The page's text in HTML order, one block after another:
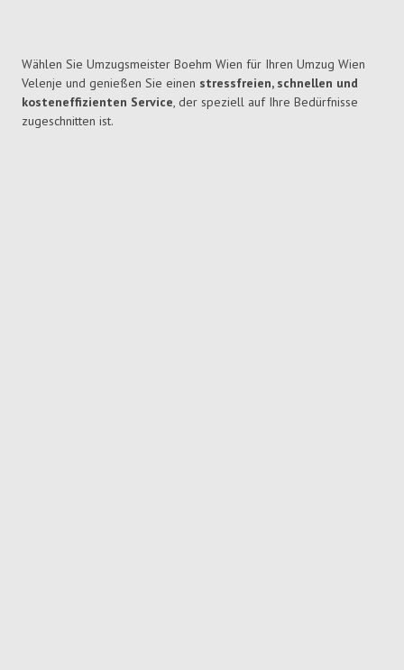
Wählen Sie Umzugsmeister Boehm Wien für Ihren Umzug Wien
Velenje und genießen Sie einen stressfreien, schnellen und
kosteneffizienten Service, der speziell auf Ihre Bedürfnisse
zugeschnitten ist.